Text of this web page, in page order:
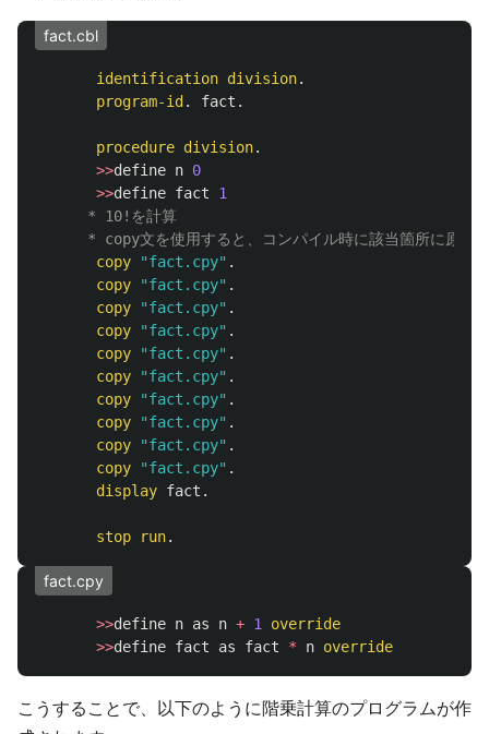
fact.cbl
identification division.
program-id . fact .
procedure division.
>>define n 0
>>define fact
1
      * 10!を計算
* copy文を使用すると、コンパイル時に該当箇所に原文
copy
"fact.cpy" .
copy
"fact.cpy" .
copy
"fact.cpy" .
copy
"fact.cpy" .
copy
"fact.cpy" .
copy
"fact.cpy" .
copy
"fact.cpy" .
copy
"fact.cpy" .
copy
"fact.cpy" .
copy
"fact.cpy" .
display fact .
stop run.
fact.cpy
>>define n as n + 1
override
>>define fact as fact * n override
こうすることで、以下のように階乗計算のプログラムが作